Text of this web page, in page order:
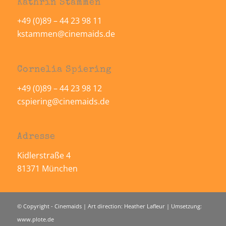
Kathrin Stammen
+49 (0)89 – 44 23 98 11
kstammen@cinemaids.de
Cornelia Spiering
+49 (0)89 – 44 23 98 12
cspiering@cinemaids.de
Adresse
Kidlerstraße 4
81371 München
© Copyright - Cinemaids | Art direction: Heather Lafleur | Umsetzung:
www.plote.de